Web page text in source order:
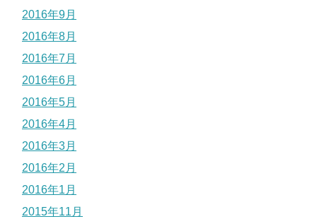
2016年9月
2016年8月
2016年7月
2016年6月
2016年5月
2016年4月
2016年3月
2016年2月
2016年1月
2015年11月